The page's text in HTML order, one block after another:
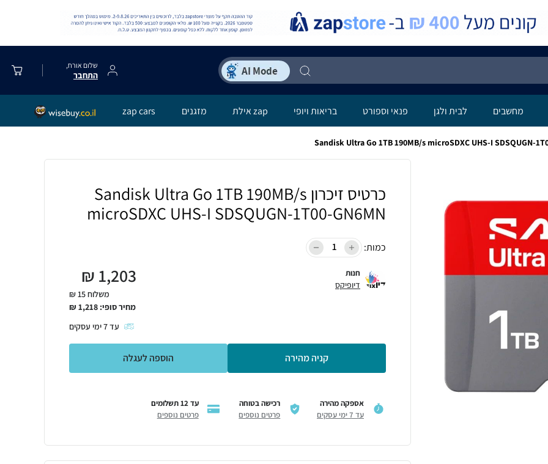
שלום אורח,
התחבר
מחשבים לבית ולגן פנאי וספורט בריאות ויופי zap אילת מזגנים zap cars
כרטיס זיכרון Sandisk Ultra Go 1TB 190MB/s
microSDXC UHS-I SDSQUGN-1T00-GN6MN
כמות:
חנות
דיופיקס 1,203
₪
משלוח 15 ₪
מחיר סופי: 1,218
₪
עד7ימי עסקים
קניה מהירה הוספה לעגלה
אספקה מהירה
עד 7 ימי עסקים
רכישה בטוחה
פרטים נוספים
עד 12 תשלומים
פרטים נוספים